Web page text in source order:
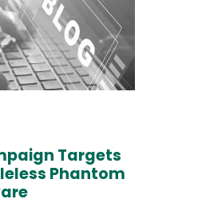
Targets
Phantom